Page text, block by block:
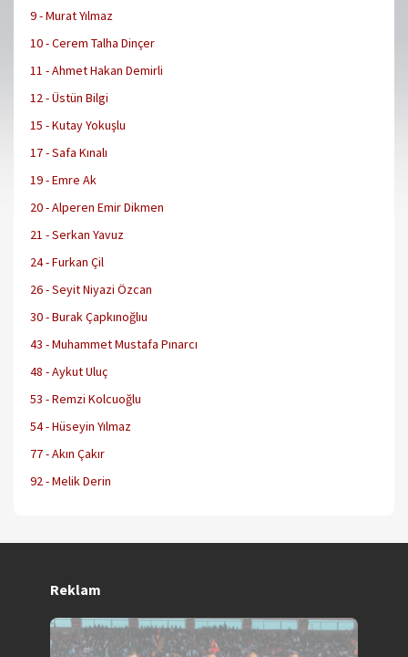
9 - Murat Yılmaz
10 - Cerem Talha Dinçer
11 - Ahmet Hakan Demirli
12 - Üstün Bilgi
15 - Kutay Yokuşlu
17 - Safa Kınalı
19 - Emre Ak
20 - Alperen Emir Dikmen
21 - Serkan Yavuz
24 - Furkan Çil
26 - Seyit Niyazi Özcan
30 - Burak Çapkınoğlıu
43 - Muhammet Mustafa Pınarcı
48 - Aykut Uluç
53 - Remzi Kolcuoğlu
54 - Hüseyin Yılmaz
77 - Akın Çakır
92 - Melik Derin
Reklam